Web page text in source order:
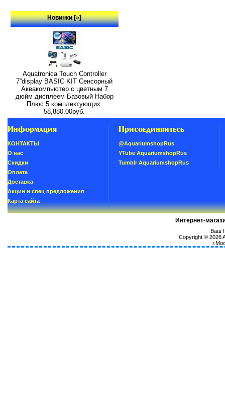
Новинки [»]
Aquatronica Touch Controller
7”display BASIC KIT Сенсорный
Аквакомпьютер с цветным 7
дюйм дисплеем Базовый Набор
Плюс 5 комплектующих.
58,880.00руб.
Информация
КОНТАКТЫ
О нас
Скидки
Oплатa
Доставка
Акции и спец предложения
Карта сайта
Присоединяйтесь
@AquariumshopRus
YTube AquariumshopRus
Tumblr AquariumshopRus
Интернет-
Ваш
Copyright © 2026